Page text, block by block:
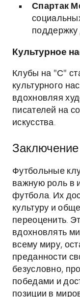
Спартак
Культурное
Клубы на "С"
культурного
вдохновляя
писателей на
искусства.
Заключение
Футбольные
важную роль в
футбола. Их
культуру и
переоценить.
вдохновлять
всему миру,
преданности
безусловно,
победами и
позиции в